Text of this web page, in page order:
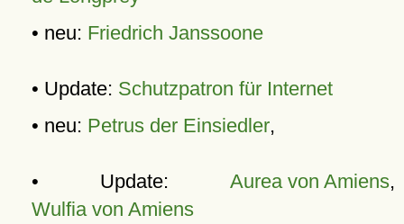
• neu: Friedrich Janssoone
• Update: Schutzpatron für Internet
• neu: Petrus der Einsiedler,
• Update: Aurea von Amiens,
Wulfia von Amiens